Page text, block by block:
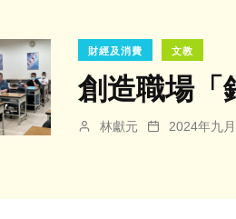
財經及消費 文教
創造職場「
林獻元 2024年九